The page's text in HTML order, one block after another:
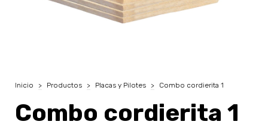
Inicio > Productos > Placas y Pilotes > Combo cordierita 1
Combo cordierita 1